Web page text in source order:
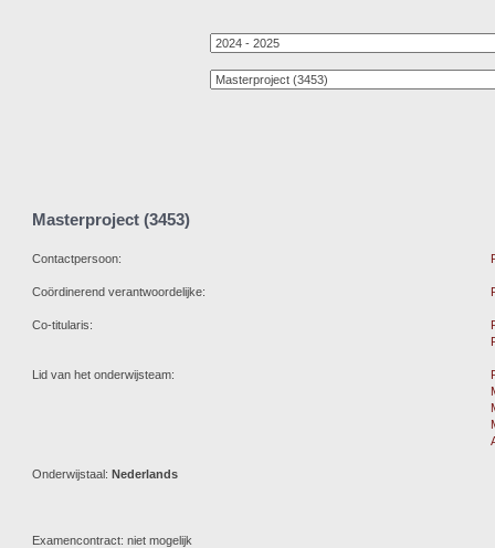
Masterproject (3453)
Contactpersoon:
Coördinerend verantwoordelijke:
Co-titularis:
Lid van het onderwijsteam:
Onderwijstaal: Nederlands
Examencontract: niet mogelijk